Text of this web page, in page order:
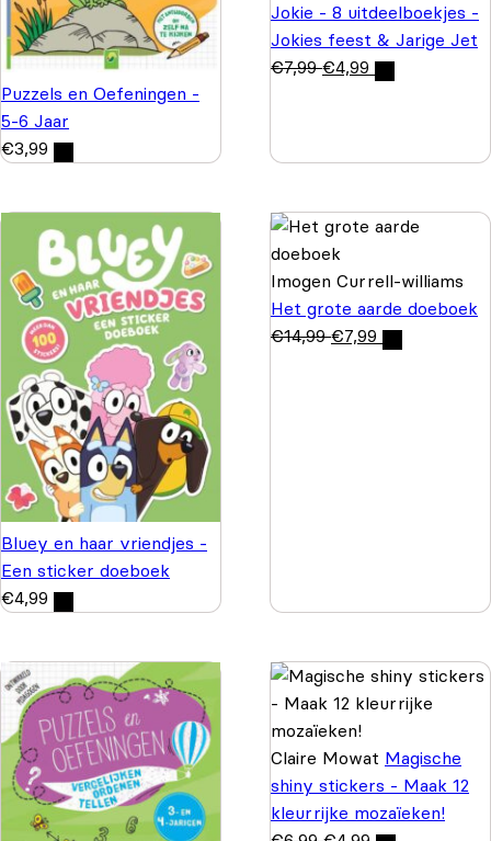
Puzzels en Oefeningen -
5-6 Jaar
€3,99
Jokie - 8 uitdeelboekjes -
Jokies feest & Jarige Jet
€7,99 €4,99
Bluey en haar vriendjes -
Een sticker doeboek
€4,99
Imogen Currell-williams
Het grote aarde doeboek
€14,99 €7,99
Claire Mowat Magische
shiny stickers - Maak 12
kleurrijke mozaïeken!